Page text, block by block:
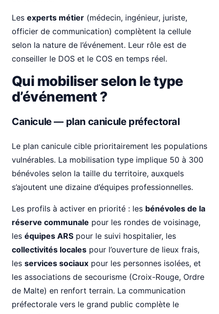
Les experts métier (médecin, ingénieur, juriste,
officier de communication) complètent la cellule
selon la nature de l’événement. Leur rôle est de
conseiller le DOS et le COS en temps réel.
Qui mobiliser selon le type
d’événement ?
Canicule — plan canicule préfectoral
Le plan canicule cible prioritairement les populations
vulnérables. La mobilisation type implique 50 à 300
bénévoles selon la taille du territoire, auxquels
s’ajoutent une dizaine d’équipes professionnelles.
Les profils à activer en priorité : les bénévoles de la
réserve communale pour les rondes de voisinage,
les équipes ARS pour le suivi hospitalier, les
collectivités locales pour l’ouverture de lieux frais,
les services sociaux pour les personnes isolées, et
les associations de secourisme (Croix-Rouge, Ordre
de Malte) en renfort terrain. La communication
préfectorale vers le grand public complète le